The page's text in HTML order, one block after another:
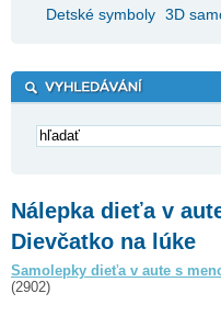
Detské symboly 3D
Nálepka dieťa v
Dievčatko na lúke
Samolepky dieťa v aute s
(2902)